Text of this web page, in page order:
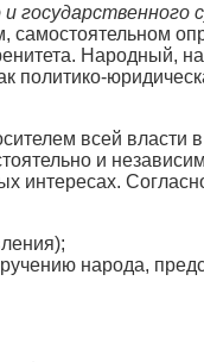
государственного
самостоятельном
Народный,
политико-
всей власти
и
интересах.
народа,